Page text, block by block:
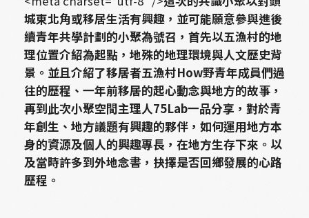
城東北角或移居生活有興趣，並可能願意參與進後
續青年共學計劃的小聚為號召，首先以五漁村的地
理位置介紹為起點，地殊的地理環境與人文歷史背
景。並且介紹了移居者五漁村How野青年成員們過
往的歷程、一年前移居的起心動念與地方的故事，
再到此次小聚空間主理人75Lab一品分享，對於青
年創生、地方議題有興趣的夥伴，如何運用地方本
身的資源及個人的興趣專長，在地方生存下來。以
及當時許多到外地念書，抉擇是否回鄉發展的心路
歷程。